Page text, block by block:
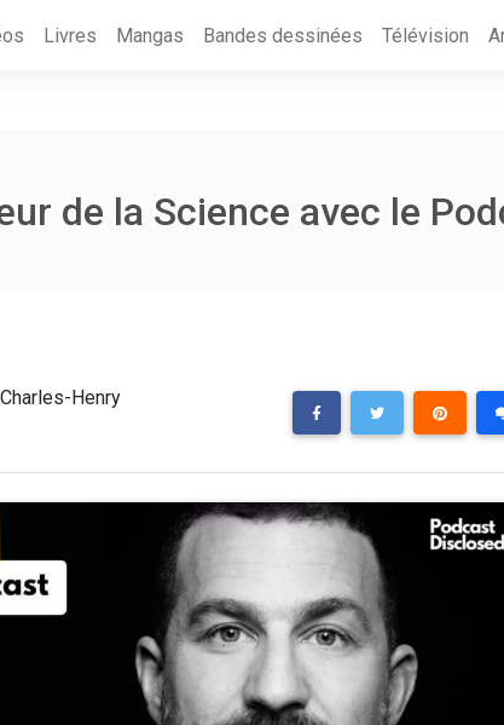
Livres Mangas Bandes dessinées Télévision
de la Science avec le
Charles-Henry